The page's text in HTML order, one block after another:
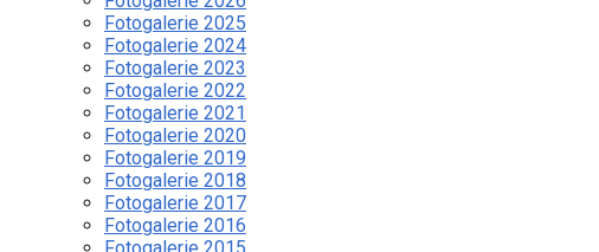
sportovních
aktivitách
Fotogalerie 2025
Fotogalerie 2024
Fotogalerie 2023
Fotogalerie 2022
Fotogalerie 2021
Fotogalerie 2020
Fotogalerie 2019
Fotogalerie 2018
Fotogalerie 2017
Fotogalerie 2016